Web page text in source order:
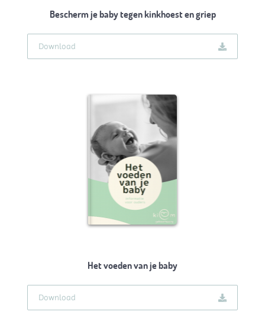
Bescherm je baby tegen kinkhoest en griep
Download
Het voeden van je baby
Download